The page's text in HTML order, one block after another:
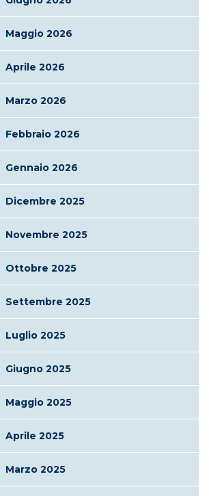
Maggio 2026
Aprile 2026
Marzo 2026
Febbraio 2026
Gennaio 2026
Dicembre 2025
Novembre 2025
Ottobre 2025
Settembre 2025
Luglio 2025
Giugno 2025
Maggio 2025
Aprile 2025
Marzo 2025